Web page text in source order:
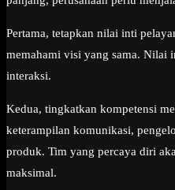
Pertama, tetapkan nilai inti
memahami visi yang sama. Nilai
interaksi.
Kedua, tingkatkan kompetensi
keterampilan komunikasi,
produk. Tim yang percaya diri
maksimal.